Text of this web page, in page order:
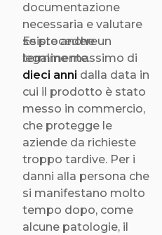
documentazione
necessaria e valutare
se procedere
legalmente.
Esiste anche un
termine massimo di
dieci anni dalla data in
cui il prodotto è stato
messo in commercio,
che protegge le
aziende da richieste
troppo tardive. Per i
danni alla persona che
si manifestano molto
tempo dopo, come
alcune patologie, il